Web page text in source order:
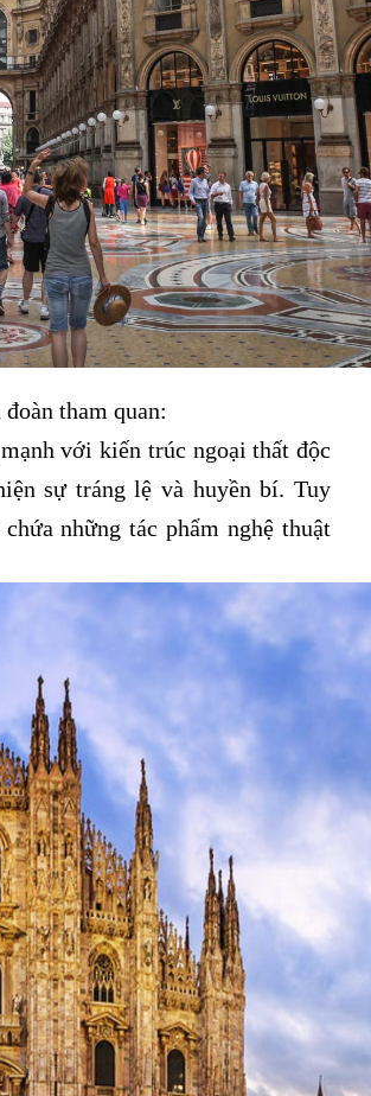
tham quan:
với kiến trúc ngoại thất độc
sự tráng lệ và huyền bí. Tuy
những tác phẩm nghệ thuật